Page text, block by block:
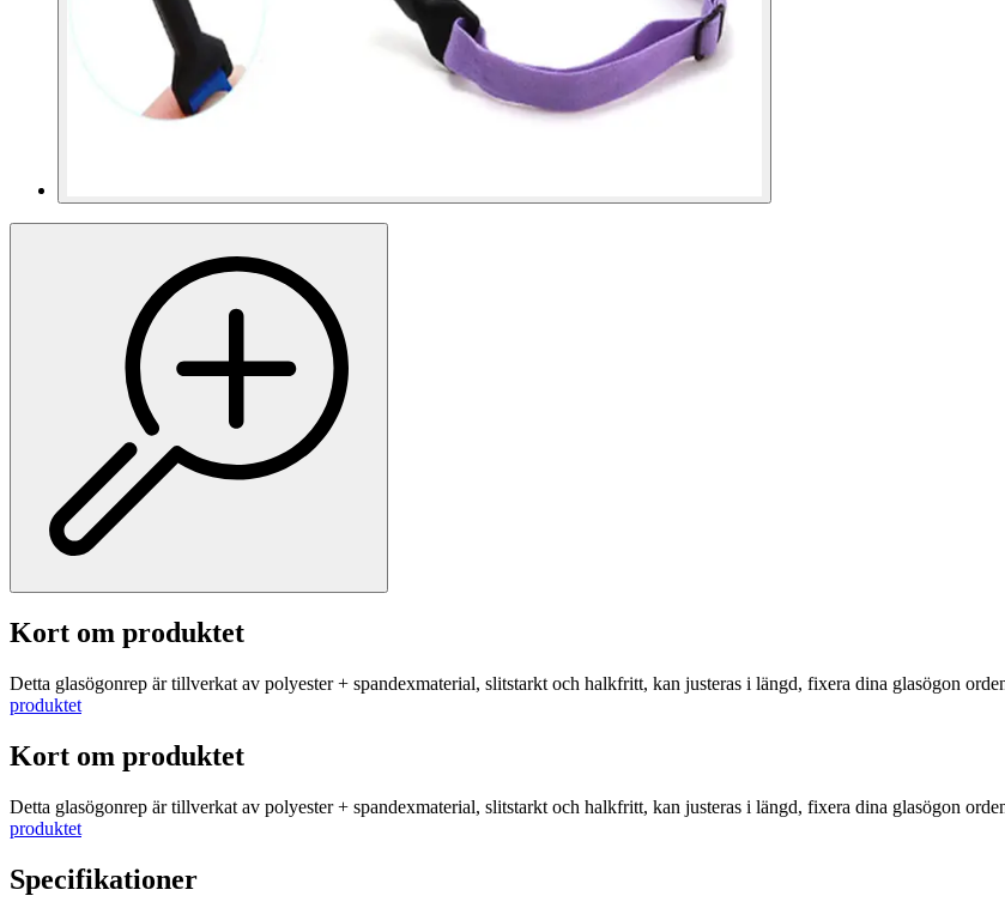
Kort om produktet
Detta glasögonrep är tillverkat av polyester + spandexmaterial, slitstarkt och halkfritt, kan justeras i längd, fixera dina glasögon
produktet
Kort om produktet
Detta glasögonrep är tillverkat av polyester + spandexmaterial, slitstarkt och halkfritt, kan justeras i längd, fixera dina glasögon
produktet
Specifikationer